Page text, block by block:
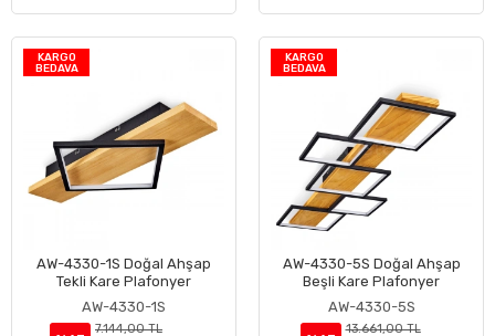
KARGO
BEDAVA
Sepete Ekle
AW-4330-1S Doğal Ahşap
Tekli Kare Plafonyer
AW-4330-1S
7.144,00 TL
KARGO
BEDAVA
Sepete Ekle
AW-4330-5S Doğal Ahşap
Beşli Kare Plafonyer
AW-4330-5S
13.661,00 TL